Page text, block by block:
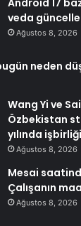
veda
Ağustos 8, 2026
neden
Wang Yi ve
Özbekistan
yılında
Ağustos 8, 2026
Mesai
Çalışanın
Ağustos 8, 2026